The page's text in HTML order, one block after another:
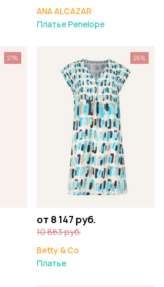
ANA ALCAZAR
Платье Penelope
27%
от 8 147 руб.
10 863 руб.
Betty & Co
Платье
26%